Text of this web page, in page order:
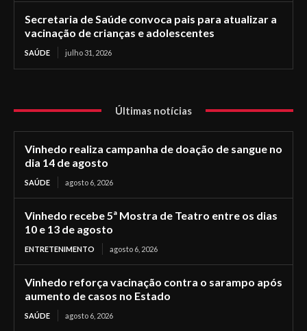
Secretaria de Saúde convoca pais para atualizar a
vacinação de crianças e adolescentes
SAÚDE julho 31, 2026
Últimas notícias
Vinhedo realiza campanha de doação de sangue no
dia 14 de agosto
SAÚDE agosto 6, 2026
Vinhedo recebe 5ª Mostra de Teatro entre os dias
10 e 13 de agosto
ENTRETENIMENTO agosto 6, 2026
Vinhedo reforça vacinação contra o sarampo após
aumento de casos no Estado
SAÚDE agosto 6, 2026